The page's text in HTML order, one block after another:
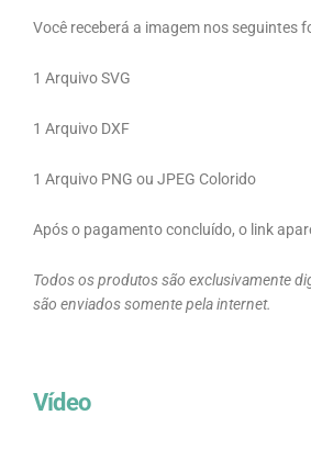
Você receberá a imagem nos seguintes
1 Arquivo SVG
1 Arquivo DXF
1 Arquivo PNG ou JPEG Colorido
Após o pagamento concluído, o link
Todos os produtos são exclusivamente
são enviados somente pela internet.
Vídeo